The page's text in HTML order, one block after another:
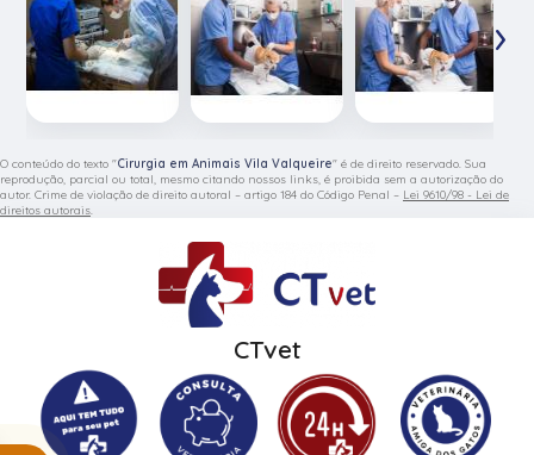
‹ ›
O conteúdo do texto "Cirurgia em Animais Vila Valqueire" é de direito reservado. Sua
reprodução, parcial ou total, mesmo citando nossos links, é proibida sem a autorização do
autor. Crime de violação de direito autoral – artigo 184 do Código Penal – Lei 9610/98 - Lei de
direitos autorais.
CTvet